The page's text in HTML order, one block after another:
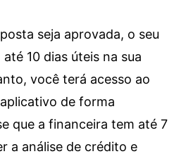
seja aprovada, o seu
10 dias úteis na sua
você terá acesso ao
de forma
que a financeira tem até 7
a análise de crédito e